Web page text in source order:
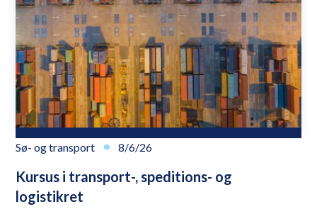
Sø- og transport 8/6/26
Kursus i transport-, speditions- og
logistikret